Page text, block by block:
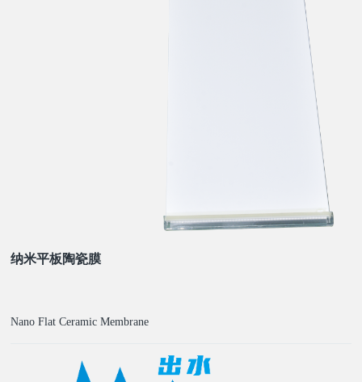
纳米平板陶瓷膜
Nano Flat Ceramic Membrane